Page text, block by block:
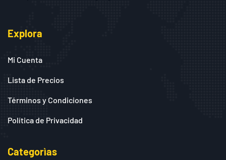
Explora
Mi Cuenta
Lista de Precios
Términos y Condiciones
Política de Privacidad
Categorìas